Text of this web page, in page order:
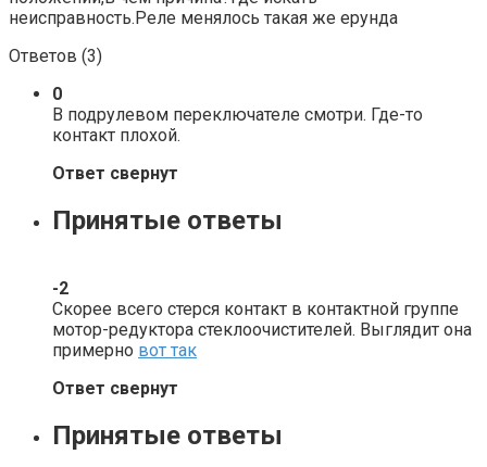
неисправность.Реле менялось такая же ерунда
Ответов (3)
0
В подрулевом переключателе смотри. Где-то
контакт плохой.
Ответ свернут
Принятые ответы
-2
Скорее всего стерся контакт в контактной группе
мотор-редуктора стеклоочистителей. Выглядит она
примерно вот так
Ответ свернут
Принятые ответы